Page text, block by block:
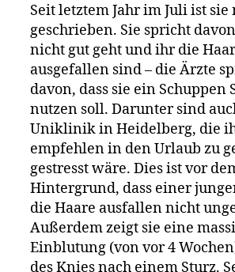
Seit letztem Jahr im Juli ist
geschrieben. Sie spricht
nicht gut geht und ihr die
ausgefallen sind – die Ärzte
davon, dass sie ein Schuppen
nutzen soll. Darunter sind
Uniklinik in Heidelberg, die
empfehlen in den Urlaub zu
gestresst wäre. Dies ist vor
Hintergrund, dass einer
die Haare ausfallen nicht
Außerdem zeigt sie eine
Einblutung (von vor 4
des Knies nach einem Sturz.